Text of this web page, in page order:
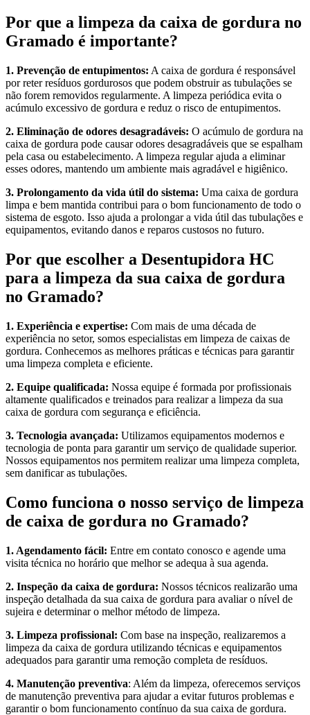
Por que a limpeza da caixa de gordura no
Gramado é importante?
1. Prevenção de entupimentos: A caixa de gordura é responsável
por reter resíduos gordurosos que podem obstruir as tubulações se
não forem removidos regularmente. A limpeza periódica evita o
acúmulo excessivo de gordura e reduz o risco de entupimentos.
2. Eliminação de odores desagradáveis: O acúmulo de gordura na
caixa de gordura pode causar odores desagradáveis que se espalham
pela casa ou estabelecimento. A limpeza regular ajuda a eliminar
esses odores, mantendo um ambiente mais agradável e higiênico.
3. Prolongamento da vida útil do sistema: Uma caixa de gordura
limpa e bem mantida contribui para o bom funcionamento de todo o
sistema de esgoto. Isso ajuda a prolongar a vida útil das tubulações e
equipamentos, evitando danos e reparos custosos no futuro.
Por que escolher a Desentupidora HC
para a limpeza da sua caixa de gordura
no Gramado?
1. Experiência e expertise: Com mais de uma década de
experiência no setor, somos especialistas em limpeza de caixas de
gordura. Conhecemos as melhores práticas e técnicas para garantir
uma limpeza completa e eficiente.
2. Equipe qualificada: Nossa equipe é formada por profissionais
altamente qualificados e treinados para realizar a limpeza da sua
caixa de gordura com segurança e eficiência.
3. Tecnologia avançada: Utilizamos equipamentos modernos e
tecnologia de ponta para garantir um serviço de qualidade superior.
Nossos equipamentos nos permitem realizar uma limpeza completa,
sem danificar as tubulações.
Como funciona o nosso serviço de limpeza
de caixa de gordura no Gramado?
1. Agendamento fácil: Entre em contato conosco e agende uma
visita técnica no horário que melhor se adequa à sua agenda.
2. Inspeção da caixa de gordura: Nossos técnicos realizarão uma
inspeção detalhada da sua caixa de gordura para avaliar o nível de
sujeira e determinar o melhor método de limpeza.
3. Limpeza profissional: Com base na inspeção, realizaremos a
limpeza da caixa de gordura utilizando técnicas e equipamentos
adequados para garantir uma remoção completa de resíduos.
4. Manutenção preventiva: Além da limpeza, oferecemos serviços
de manutenção preventiva para ajudar a evitar futuros problemas e
garantir o bom funcionamento contínuo da sua caixa de gordura.